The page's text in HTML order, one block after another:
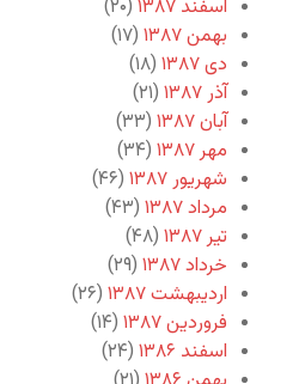
اسفند ۱۳۸۷
(۲۰)
بهمن ۱۳۸۷
(۱۷)
دی ۱۳۸۷
(۱۸)
آذر ۱۳۸۷
(۲۱)
آبان ۱۳۸۷
(۳۳)
مهر ۱۳۸۷
(۳۴)
شهریور ۱۳۸۷
(۴۶)
مرداد ۱۳۸۷
(۴۳)
تیر ۱۳۸۷
(۴۸)
خرداد ۱۳۸۷
(۲۹)
اردیبهشت ۱۳۸۷
(۲۶)
فروردین ۱۳۸۷
(۱۴)
اسفند ۱۳۸۶
(۲۴)